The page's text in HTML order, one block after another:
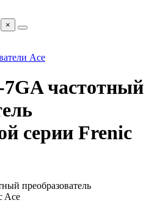
×
Ace
7GA частотный
серии Frenic